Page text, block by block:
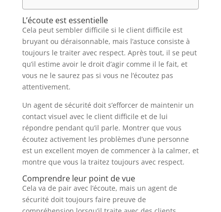
L’écoute est essentielle
Cela peut sembler difficile si le client difficile est
bruyant ou déraisonnable, mais l’astuce consiste à
toujours le traiter avec respect. Après tout, il se peut
qu’il estime avoir le droit d’agir comme il le fait, et
vous ne le saurez pas si vous ne l’écoutez pas
attentivement.
Un agent de sécurité doit s’efforcer de maintenir un
contact visuel avec le client difficile et de lui
répondre pendant qu’il parle. Montrer que vous
écoutez activement les problèmes d’une personne
est un excellent moyen de commencer à la calmer, et
montre que vous la traitez toujours avec respect.
Comprendre leur point de vue
Cela va de pair avec l’écoute, mais un agent de
sécurité doit toujours faire preuve de